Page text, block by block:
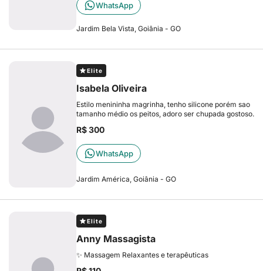
WhatsApp
Jardim Bela Vista, Goiânia - GO
Elite
Isabela Oliveira
Estilo menininha magrinha, tenho silicone porém sao
tamanho médio os peitos, adoro ser chupada gostoso.
R$ 300
WhatsApp
Jardim América, Goiânia - GO
Elite
Anny Massagista
✨ Massagem Relaxantes e terapêuticas